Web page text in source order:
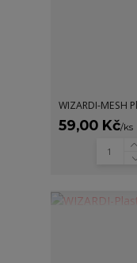
WIZARDI-MESH
59,00 Kč/ks